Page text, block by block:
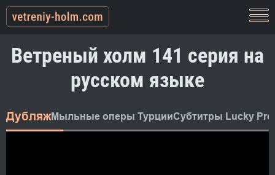
Ветреный холм 141 серия на
русском языке
ДубляжМыльные оперы ТурцииСубтитры Lucky